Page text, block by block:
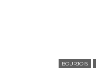
BOURJOIS